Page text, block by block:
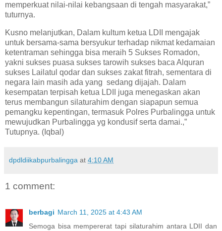
memperkuat nilai-nilai kebangsaan di tengah masyarakat,”
tuturnya.
Kusno melanjutkan, Dalam kultum ketua LDII mengajak
untuk bersama-sama bersyukur terhadap nikmat kedamaian
ketentraman sehingga bisa meraih 5 Sukses Romadon,
yakni sukses puasa sukses tarowih sukses baca Alquran
sukses Lailatul qodar dan sukses zakat fitrah, sementara di
negara lain masih ada yang sedang dijajah. Dalam
kesempatan terpisah ketua LDII juga menegaskan akan
terus membangun silaturahim dengan siapapun semua
pemangku kepentingan, termasuk Polres Purbalingga untuk
mewujudkan Purbalingga yg kondusif serta damai.,”
Tutupnya. (Iqbal)
dpdldiikabpurbalingga at 4:10 AM
1 comment:
berbagi March 11, 2025 at 4:43 AM
Semoga bisa mempererat tapi silaturahim antara LDII dan